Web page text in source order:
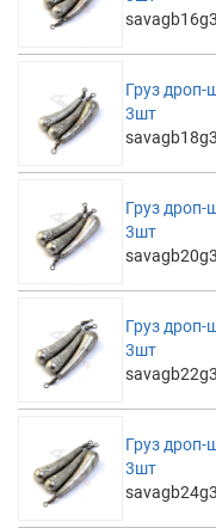
savagb16g3
Груз дроп-
3шт
savagb18g3
Груз дроп-
3шт
savagb20g3
Груз дроп-
3шт
savagb22g3
Груз дроп-
3шт
savagb24g3